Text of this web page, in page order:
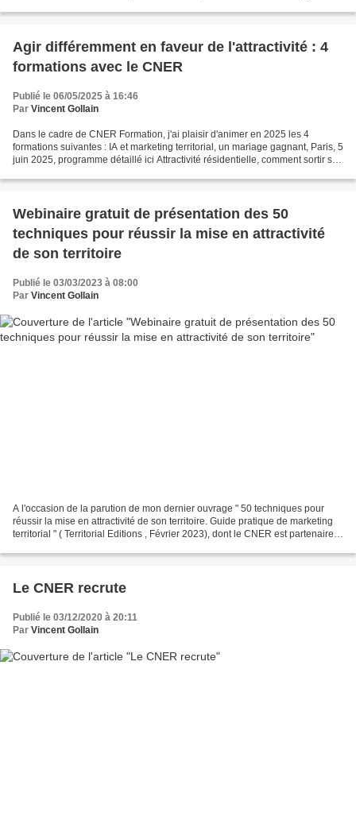
Agir différemment en faveur de l'attractivité : 4
formations avec le CNER
Publié le 06/05/2025 à 16:46
Par Vincent Gollain
Dans le cadre de CNER Formation, j'ai plaisir d'animer en 2025 les 4
formations suivantes : IA et marketing territorial, un mariage gagnant, Paris, 5
juin 2025, programme détaillé ici Attractivité résidentielle, comment sortir son
Webinaire gratuit de présentation des 50
techniques pour réussir la mise en attractivité
de son territoire
Publié le 03/03/2023 à 08:00
Par Vincent Gollain
A l'occasion de la parution de mon dernier ouvrage " 50 techniques pour
réussir la mise en attractivité de son territoire. Guide pratique de marketing
territorial " ( Territorial Editions , Février 2023), dont le CNER est partenaire,
Le CNER recrute
Publié le 03/12/2020 à 20:11
Par Vincent Gollain